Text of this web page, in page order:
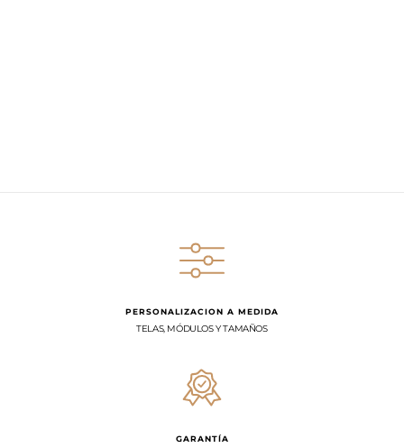
PERSONALIZACION A MEDIDA
TELAS, MÓDULOS Y TAMAÑOS
GARANTÍA